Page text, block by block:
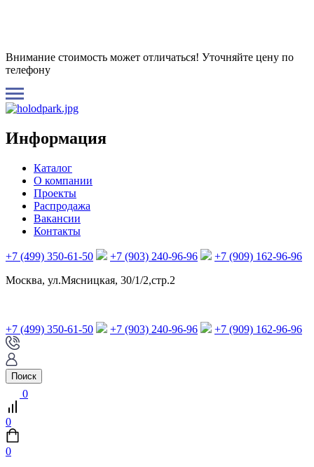
Внимание стоимость может отличаться! Уточняйте цену по
телефону
Информация
Каталог
О компании
Проекты
Распродажа
Вакансии
Контакты
+7 (499) 350-61-50 +7 (903) 240-96-96
+7 (909) 162-96-96
Москва, ул.Мясницкая, 30/1/2,стр.2
+7 (499) 350-61-50 +7 (903) 240-96-96 +7 (909) 162-96-96
Поиск
0
0
0